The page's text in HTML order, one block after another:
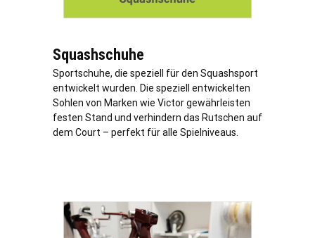
Squashschuhe
Sportschuhe, die speziell für den Squashsport
entwickelt wurden. Die speziell entwickelten
Sohlen von Marken wie Victor gewährleisten
festen Stand und verhindern das Rutschen auf
dem Court – perfekt für alle Spielniveaus.